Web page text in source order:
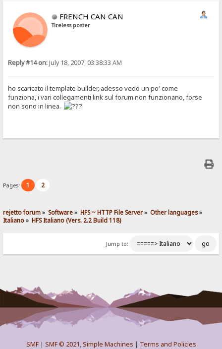
FRENCH CAN CAN
Tireless poster
Reply #14 on:July 18, 2007, 03:38:33 AM
ho scaricato il template builder, adesso vedo un po' come
funziona, i vari collegamenti link sul forum non funzionano, forse
non sono in linea.
Pages: 1 2
rejetto forum» Software» HFS ~ HTTP File Server» Other languages»
Italiano» HFS Italiano (Vers. 2.2 Build 118)
Jump to:
SMF| SMF © 2021,Simple Machines | Terms and Policies